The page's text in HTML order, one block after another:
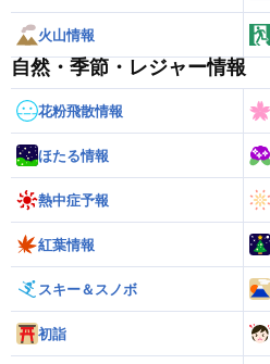
火山情報
自然・季節・レジャー情報
花粉飛散情報
ほたる情報
熱中症予報
紅葉情報
スキー＆スノボ
初詣